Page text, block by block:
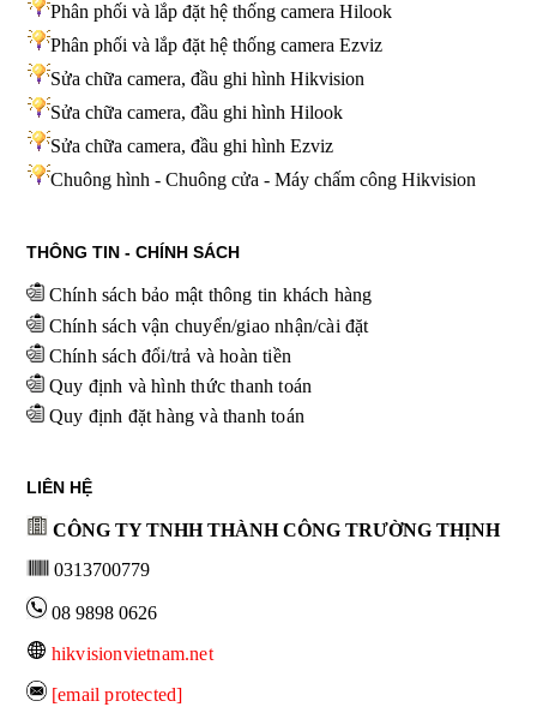
Phân phối và lắp đặt hệ thống camera Hilook
Phân phối và lắp đặt hệ thống camera Ezviz
Sửa chữa camera, đầu ghi hình Hikvision
Sửa chữa camera, đầu ghi hình Hilook
Sửa chữa camera, đầu ghi hình Ezviz
Chuông hình - Chuông cửa - Máy chấm công Hikvision
THÔNG TIN - CHÍNH SÁCH
Chính sách bảo mật thông tin khách hàng
Chính sách vận chuyển/giao nhận/cài đặt
Chính sách đổi/trả và hoàn tiền
Quy định và hình thức thanh toán
Quy định đặt hàng và thanh toán
LIÊN HỆ
CÔNG TY TNHH THÀNH CÔNG TRƯỜNG THỊNH
0313700779
08 9898 0626
hikvisionvietnam.net
[email protected]